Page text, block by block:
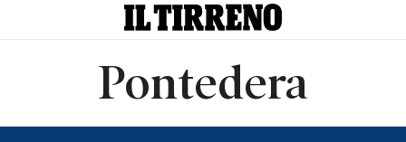
Pontedera